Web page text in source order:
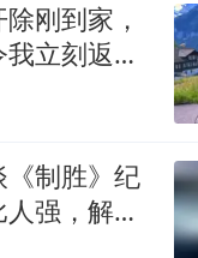
刚到家，
立刻返
制胜》纪
强，解放